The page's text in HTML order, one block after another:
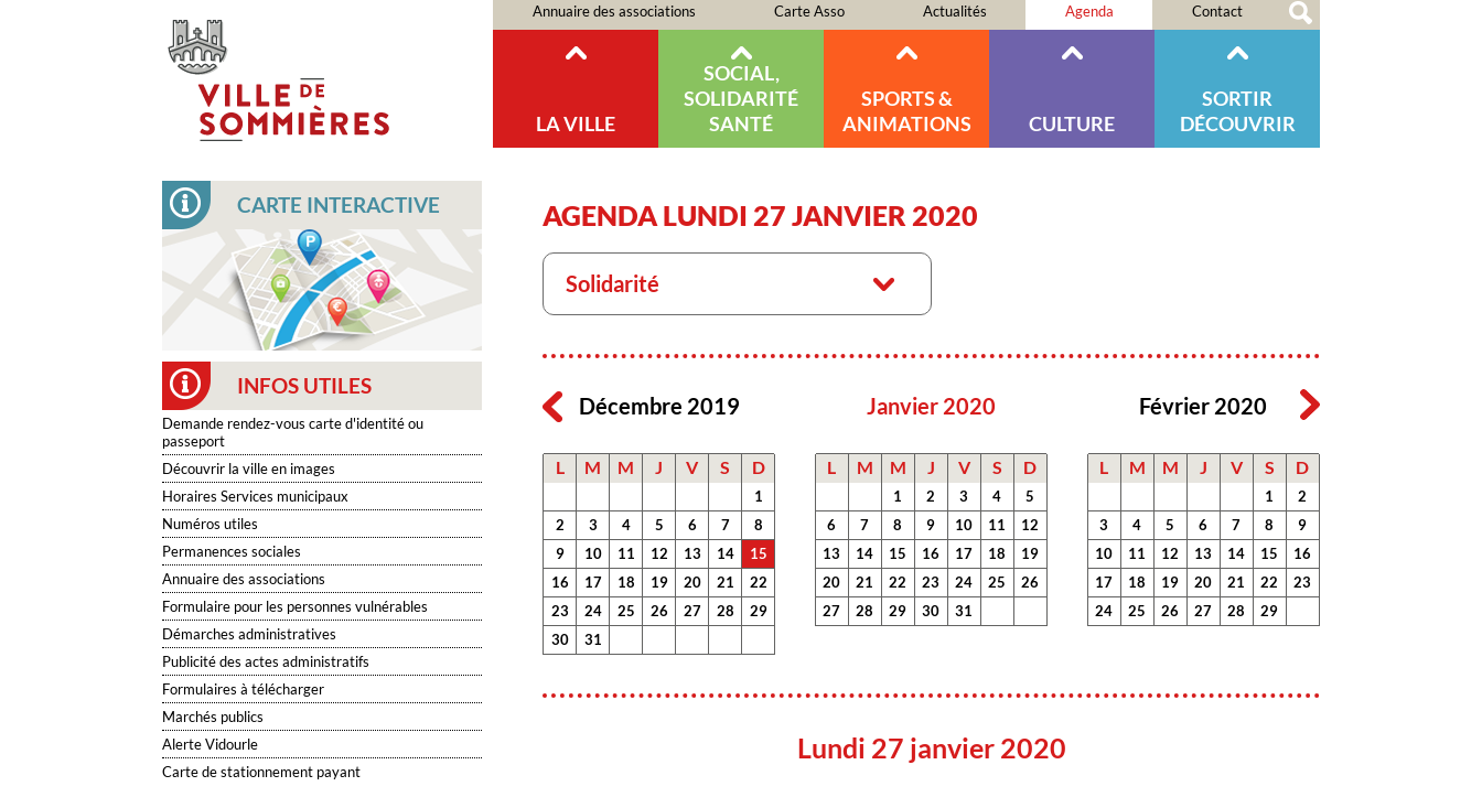
Annuaire des associations Carte Asso Actualités Agenda Contact
LA VILLE
SOCIAL,
SOLIDARITÉ
SANTÉ
SPORTS &
ANIMATIONS
CULTURE
SORTIR
DÉCOUVRIR
CARTE INTERACTIVE
INFOS UTILES
Demande rendez-vous carte d'identité ou
passeport
Découvrir la ville en images
Horaires Services municipaux
Numéros utiles
Permanences sociales
Annuaire des associations
Formulaire pour les personnes vulnérables
Démarches administratives
Publicité des actes administratifs
Formulaires à télécharger
Marchés publics
Alerte Vidourle
Carte de stationnement payant
AGENDA LUNDI 27 JANVIER 2020
Solidarité
Décembre 2019
L M M J V S D
1
2
3 4 5 6 7
8
9
10 11 12 13 14
15
16
17 18 19 20 21
22
23
24 25 26 27 28
29
30
31
Janvier 2020
L M M J V S D
1 2 3 4
5
6
7 8 9 10 11
12
13
14 15 16 17 18
19
20
21 22 23 24 25
26
27
28 29 30 31
Février 2020
L M M J V S D
1
2
3
4 5 6 7 8
9
10
11 12 13 14 15
16
17
18 19 20 21 22
23
24
25 26 27 28 29
Lundi 27 janvier 2020